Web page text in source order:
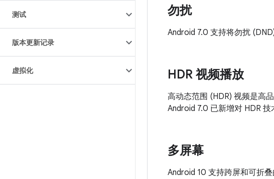
测试
版本更新记录
虚拟化
勿扰
Android 7.0 支持将勿扰
HDR 视频播放
高动态范围 (HDR) 视频是高
Android 7.0 已新增对 HDR
多屏幕
Android 10 支持跨屏和可折